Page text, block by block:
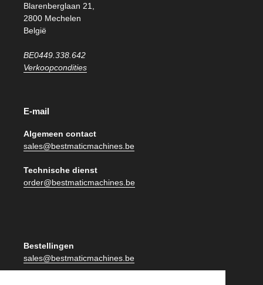
Blarenberglaan 21,
2800 Mechelen
België
BE0449.338.642
Verkoopcondities
E-mail
Algemeen contact
sales@bestmaticmachines.be
Technische dienst
order@bestmaticmachines.be
Bestellingen
sales@bestmaticmachines.be